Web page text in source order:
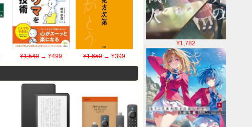
¥1,782
¥1,540 → ¥499 ¥1,650→ ¥399